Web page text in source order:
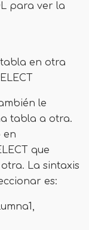
para ver la
en otra
le
tabla a otra.
en
que
La sintaxis
es: